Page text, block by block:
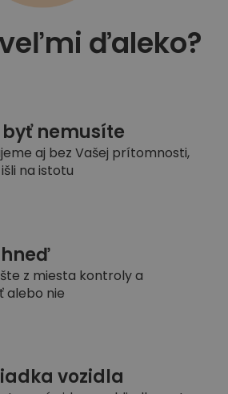
ďaleko?
nemusíte
aj bez Vašej prítomnosti,
na istotu
z miesta kontroly a
alebo nie
vozidla